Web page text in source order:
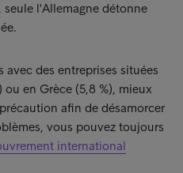
l'Allemagne détonne
avec des entreprises situées
ou en Grèce (5,8 %), mieux
afin de désamorcer
vous pouvez toujours
international